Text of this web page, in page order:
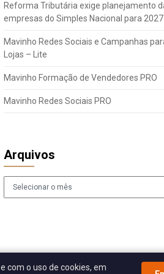
Reforma Tributária exige planejamento
empresas do Simples Nacional para 2027
Mavinho Redes Sociais e Campanhas
Lojas – Lite
Mavinho Formação de Vendedores PRO
Mavinho Redes Sociais PRO
Arquivos
Arquivos
e com o uso de cookies, em